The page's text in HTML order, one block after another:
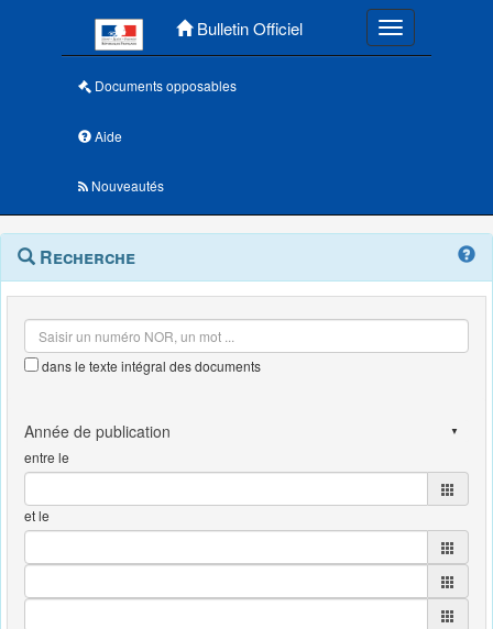
Bulletin Officiel Toggle
Documents opposables
Aide
Nouveautés
Navigation
outils
Menu
contextuel
Recherche
dans le texte intégral des documents
entre le
et le